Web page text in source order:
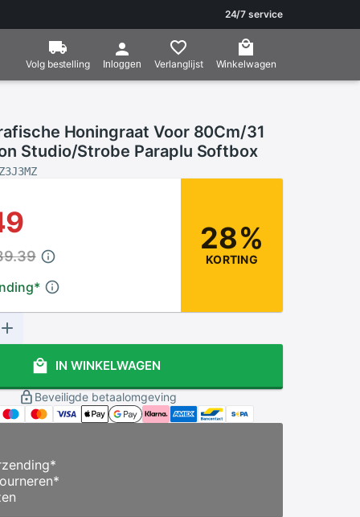
24/7 service
Volg bestelling Inloggen Verlanglijst Winkelwagen
Honingraat Voor 80Cm/31
Studio/Strobe Paraplu Softbox
*
28%
KORTING
IN WINKELWAGEN
Beveiligde betaalomgeving
*
*